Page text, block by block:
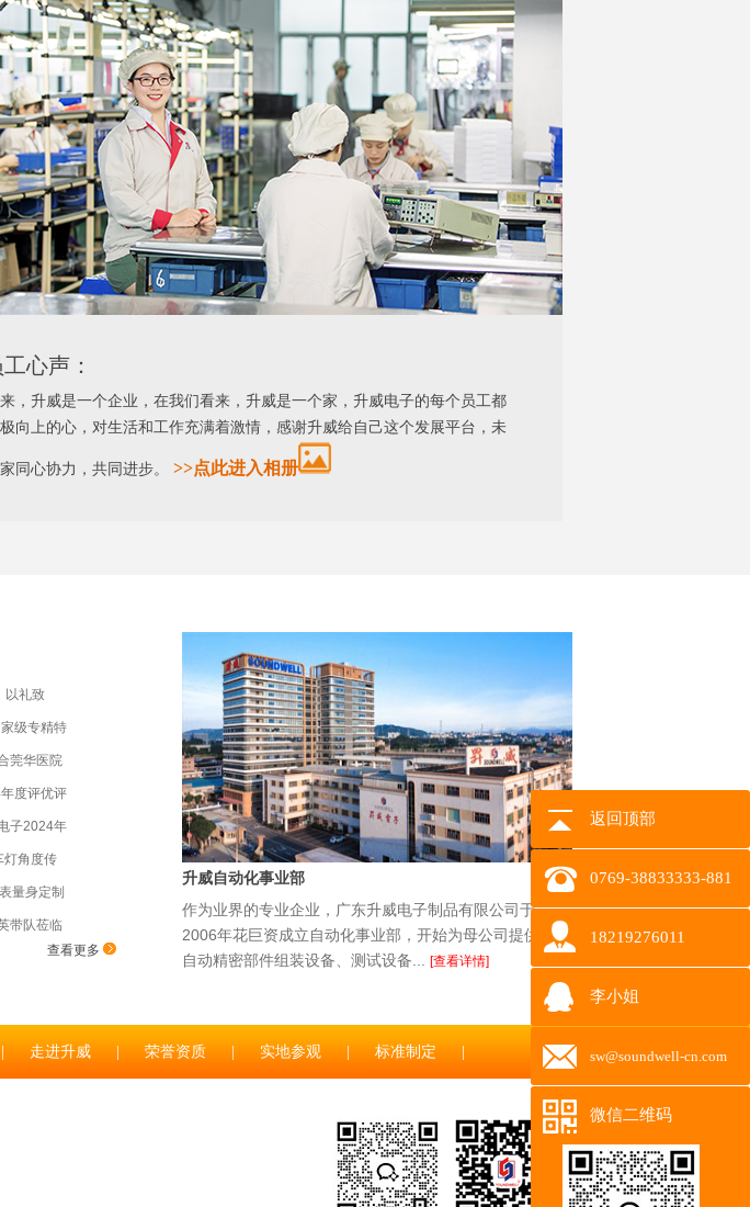
心声：
，升威是一个企业，在我们看来，升威是一个家，升威电子的每个员工都
向上的心，对生活和工作充满着激情，感谢升威给自己这个发展平台，未
同心协力，共同进步。 >>点此进入相册
以礼致
级专精特
莞华医院
共建、健
度评优评
子2024年
角度传
量身定制
带队莅临
查看更多
升威自动化事业部
作为业界的专业企业，广东升威电子制品有限公司于
2006年花巨资成立自动化事业部，开始为母公司提供全
自动精密部件组装设备、测试设备...
[查看详情]
返回顶部
0769-38833333-881
18219276011
李小姐
sw@soundwell-cn.com
微信二维码
走进升威 荣誉资质 实地参观 标准制定